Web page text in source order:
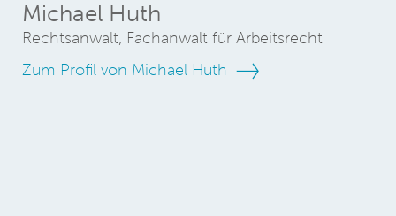
Michael Huth
Rechtsanwalt, Fachanwalt für Arbeitsrecht
Zum Profil von Michael Huth